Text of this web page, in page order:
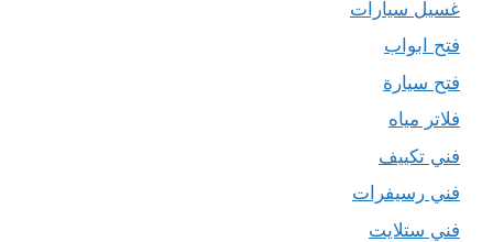
غسيل سيارات
فتح ابواب
فتح سيارة
فلاتر مياه
فني تكييف
فني رسيفرات
فني ستلايت